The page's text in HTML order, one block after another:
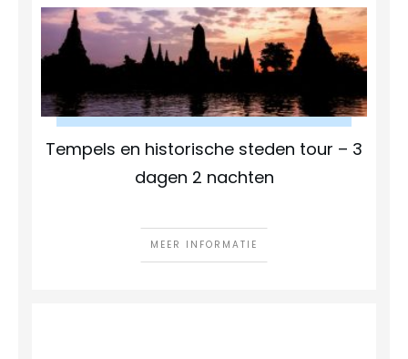
Tempels en historische steden tour – 3
dagen 2 nachten
MEER INFORMATIE